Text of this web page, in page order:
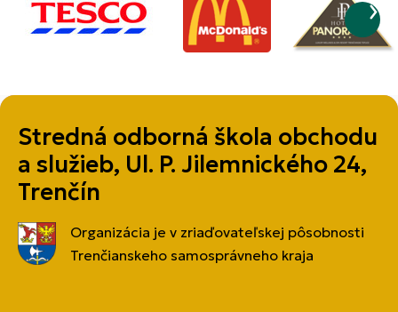
Stredná odborná škola obchodu
a služieb, Ul. P. Jilemnického 24,
Trenčín
Organizácia je v zriaďovateľskej pôsobnosti
Trenčianskeho samosprávneho kraja